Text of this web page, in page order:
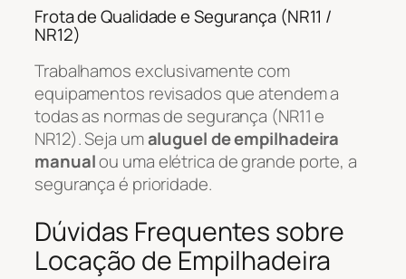
Frota de Qualidade e Segurança (NR11 /
NR12)
Trabalhamos exclusivamente com
equipamentos revisados que atendem a
todas as normas de segurança (NR11 e
NR12). Seja umaluguel de empilhadeira
manualou uma elétrica de grande porte, a
segurança é prioridade.
Dúvidas Frequentes sobre
Locação de Empilhadeira